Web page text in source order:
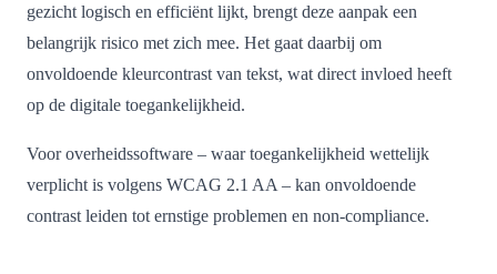
gezicht logisch en efficiënt lijkt, brengt deze aanpak een
belangrijk risico met zich mee. Het gaat daarbij om
onvoldoende kleurcontrast van tekst, wat direct invloed heeft
op de digitale toegankelijkheid.
Voor overheidssoftware – waar toegankelijkheid wettelijk
verplicht is volgens WCAG 2.1 AA – kan onvoldoende
contrast leiden tot ernstige problemen en non-compliance.